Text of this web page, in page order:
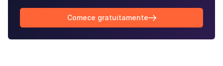

Comece gratuitamente